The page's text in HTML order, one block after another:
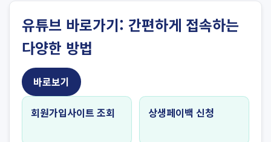
유튜브 바로가기: 간편하게 접속하는
다양한 방법
바로보기
회원가입사이트 조회 상생페이백 신청